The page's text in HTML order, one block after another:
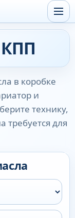
в коробке
и
технику,
требуется для